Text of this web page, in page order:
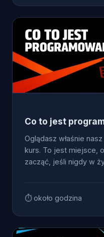
OD ZERA DO .NET
Co to jest
Oglądasz właśnie
kurs. To jest miejsce,
zacząć, jeśli nigdy w
⏱ około godzina